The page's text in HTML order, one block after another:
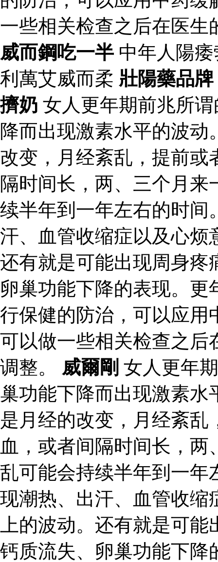
一些相关检查之后在医生
威而鋼吃一半 中年人陽
利萬艾威而柔 壯陽藥品牌
擠奶 女人更年期前兆所
降而出现激素水平的波
改变，月经紊乱，提前或
隔时间长，两、三个月
续半年到一年左右的时间
汗、血管收缩症以及心烦
还有就是可能出现周身疼
卵巢功能下降的表现。
行保健的防治，可以应用
可以做一些相关检查之后
调整。 威爾剛 女人更年
巢功能下降而出现激素水
是月经的改变，月经紊
血，或者间隔时间长，
乱可能会持续半年到一年
现潮热、出汗、血管收缩
上的波动。还有就是可
钙质流失、卵巢功能下降